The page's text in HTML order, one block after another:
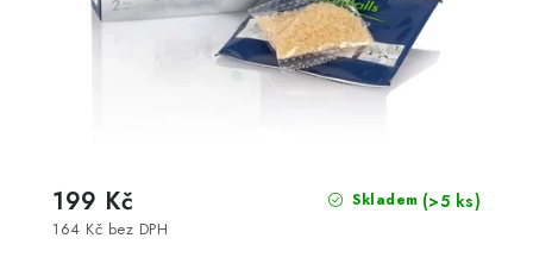
Skladem (>5 ks)
164 Kč bez DPH
199 Kč